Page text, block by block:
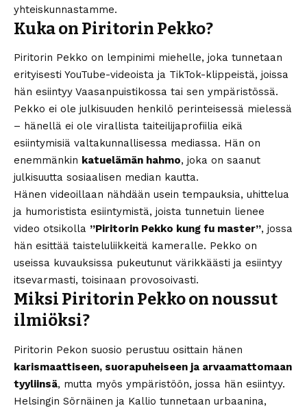
yhteiskunnastamme.
Kuka on Piritorin Pekko?
Piritorin Pekko on lempinimi miehelle, joka tunnetaan
erityisesti YouTube-videoista ja TikTok-klippeistä, joissa
hän esiintyy Vaasanpuistikossa tai sen ympäristössä.
Pekko ei ole julkisuuden henkilö perinteisessä mielessä
– hänellä ei ole virallista taiteilijaprofiilia eikä
esiintymisiä valtakunnallisessa mediassa. Hän on
enemmänkin katuelämän hahmo, joka on saanut
julkisuutta sosiaalisen median kautta.
Hänen videoillaan nähdään usein tempauksia, uhittelua
ja humoristista esiintymistä, joista tunnetuin lienee
video otsikolla ”Piritorin Pekko kung fu master”, jossa
hän esittää taisteluliikkeitä kameralle. Pekko on
useissa kuvauksissa pukeutunut värikkäästi ja esiintyy
itsevarmasti, toisinaan provosoivasti.
Miksi Piritorin Pekko on noussut
ilmiöksi?
Piritorin Pekon suosio perustuu osittain hänen
karismaattiseen, suorapuheiseen ja arvaamattomaan
tyyliinsä, mutta myös ympäristöön, jossa hän esiintyy.
Helsingin Sörnäinen ja Kallio tunnetaan urbaanina,